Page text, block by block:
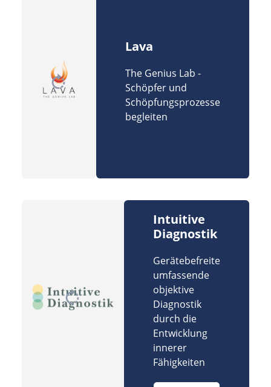
Lava
The Genius Lab -
Schöpfer und
Schöpfungsprozesse
begleiten
Intuitive
Diagnostik
Gerätebefreite
umfassende
objektive
Diagnostik
durch die
Entwicklung
innerer
Fähigkeiten